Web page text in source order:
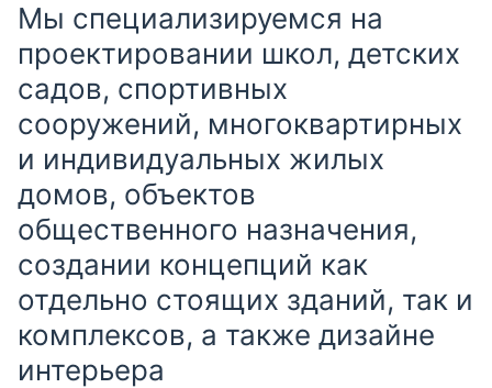
Мы специализируемся на
проектировании школ, детских
садов, спортивных
сооружений, многоквартирных
и индивидуальных жилых
домов, объектов
общественного назначения,
создании концепций как
отдельно стоящих зданий, так и
комплексов, а также дизайне
интерьера